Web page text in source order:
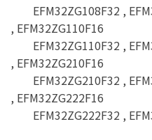
EFM32ZG108F32 ,
, EFM32ZG110F16
EFM32ZG110F32 ,
, EFM32ZG210F16
EFM32ZG210F32 ,
, EFM32ZG222F16
EFM32ZG222F32 ,